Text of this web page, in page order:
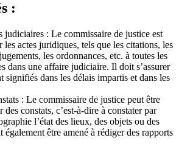
:
judiciaires : Le commissaire de justice est
les actes juridiques, tels que les citations, les
les ordonnances, etc. à toutes les
dans une affaire judiciaire. Il doit s’assurer
signifiés dans les délais impartis et dans les
: Le commissaire de justice peut être
des constats, c’est-à-dire à constater par
l’état des lieux, des objets ou des
également être amené à rédiger des rapports